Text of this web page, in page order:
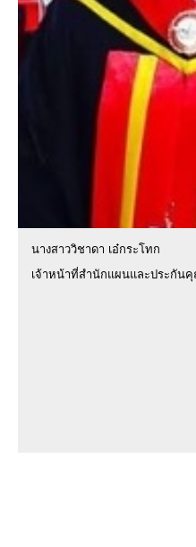
นางสาววิชาดา เอ๋กระโทก
เจ้าหน้าที่สำนักแผนและประกัน